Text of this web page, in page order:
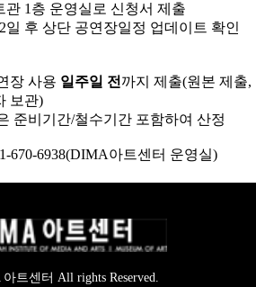
관 1층 운영실로 신청서 제출
일 후 상단 공연장일정 업데이트 확인
장 사용 일주일 전 까지 제출(원본 제출,
보관)
준비기간/철수기간 포함하여 산정
670-6938(DIMA아트센터 운영실)
트센터 All rights Reserved.